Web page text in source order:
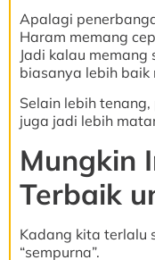
Apalagi
Haram memang
Jadi kalau
biasanya lebih baik
Selain lebih
juga jadi lebih
Mungkin
Terbaik
Kadang kita terlalu
“sempurna”.